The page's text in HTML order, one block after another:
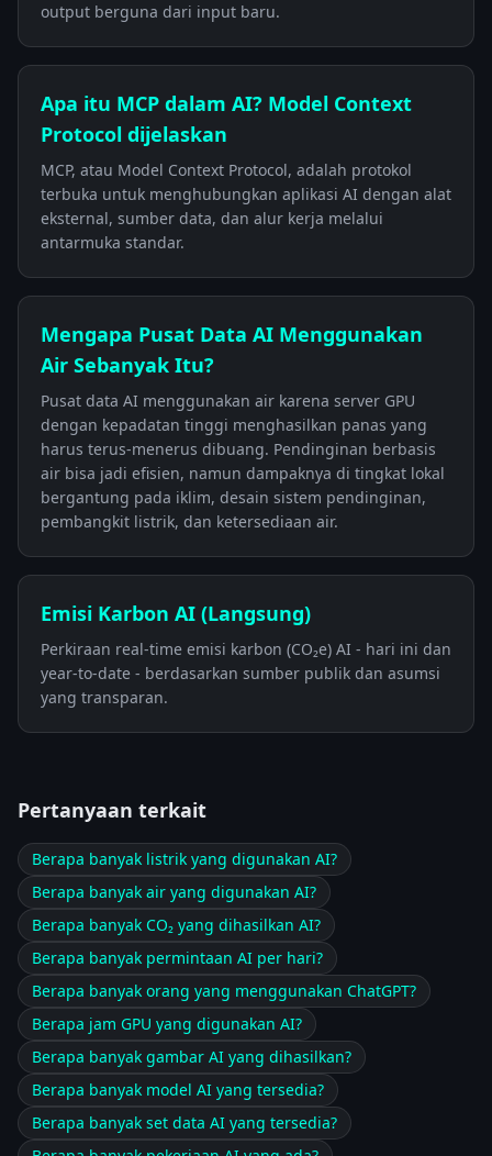
output berguna dari input baru.
Apa itu MCP dalam AI? Model Context
Protocol dijelaskan
MCP, atau Model Context Protocol, adalah protokol
terbuka untuk menghubungkan aplikasi AI dengan alat
eksternal, sumber data, dan alur kerja melalui
antarmuka standar.
Mengapa Pusat Data AI Menggunakan
Air Sebanyak Itu?
Pusat data AI menggunakan air karena server GPU
dengan kepadatan tinggi menghasilkan panas yang
harus terus-menerus dibuang. Pendinginan berbasis
air bisa jadi efisien, namun dampaknya di tingkat lokal
bergantung pada iklim, desain sistem pendinginan,
pembangkit listrik, dan ketersediaan air.
Emisi Karbon AI (Langsung)
Perkiraan real-time emisi karbon (CO₂e) AI - hari ini dan
year-to-date - berdasarkan sumber publik dan asumsi
yang transparan.
Pertanyaan terkait
Berapa banyak listrik yang digunakan AI?
Berapa banyak air yang digunakan AI?
Berapa banyak CO₂ yang dihasilkan AI?
Berapa banyak permintaan AI per hari?
Berapa banyak orang yang menggunakan ChatGPT?
Berapa jam GPU yang digunakan AI?
Berapa banyak gambar AI yang dihasilkan?
Berapa banyak model AI yang tersedia?
Berapa banyak set data AI yang tersedia?